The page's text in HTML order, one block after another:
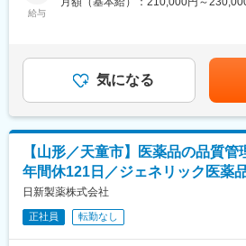
月に1回程度のペースでお客様宅を訪
※社用車（軽自動車）に乗ってお客様
・使用したお薬代金の集金
・健康相談、新商品・サービスのご
※一部、新たに配置薬を置いていただ
す。
└配置薬は無料でおけるので、お客様
品です。
給与
年収は当社規定に基づき、年齢や経
給：年1回（4月）＜モデル給与＞※入
当＋業績連動給→総支給月額344,141
成や売り上げに対して支払われます
額であり、選考を通じて上下する可
固定手当を含めた表記です。
気になる
【山形／天童市】医薬品の品質
年間休121日／ジェネリック医薬
日新製薬株式会社
正社員 転勤なし